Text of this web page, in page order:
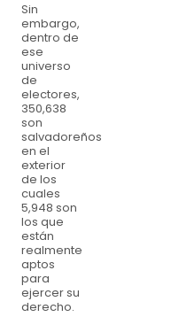
Sin
embargo,
dentro de
ese
universo
de
electores,
350,638
son
salvadoreños
en el
exterior
de los
cuales
5,948 son
los que
están
realmente
aptos
para
ejercer su
derecho.